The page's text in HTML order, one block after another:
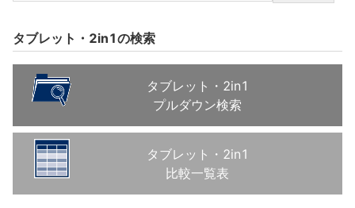
タブレット・2in1の検索
タブレット・2in1
プルダウン検索
タブレット・2in1
比較一覧表